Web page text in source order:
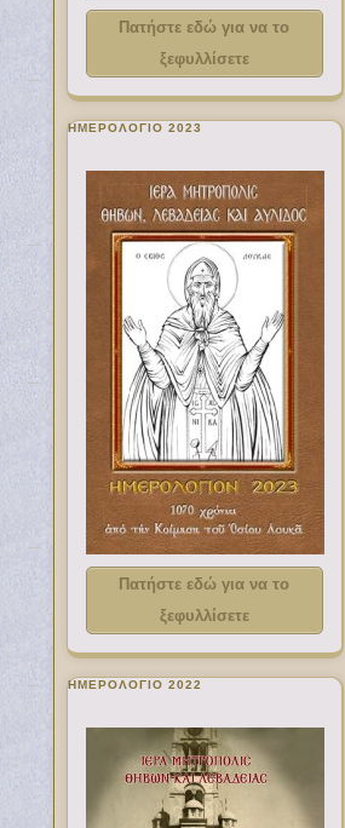
Πατήστε εδώ για να το
ξεφυλλίσετε
ΗΜΕΡΟΛΟΓΙΟ 2023
Πατήστε εδώ για να το
ξεφυλλίσετε
ΗΜΕΡΟΛΟΓΙΟ 2022